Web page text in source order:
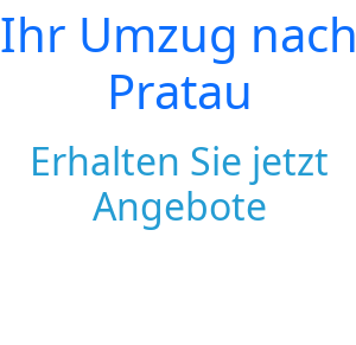
Ihr Umzug nach
Pratau
Erhalten Sie jetzt
Angebote